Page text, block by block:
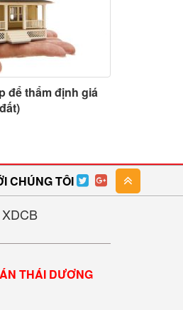
để thẩm định giá
CHÚNG TÔI
THÁI DƯƠNG